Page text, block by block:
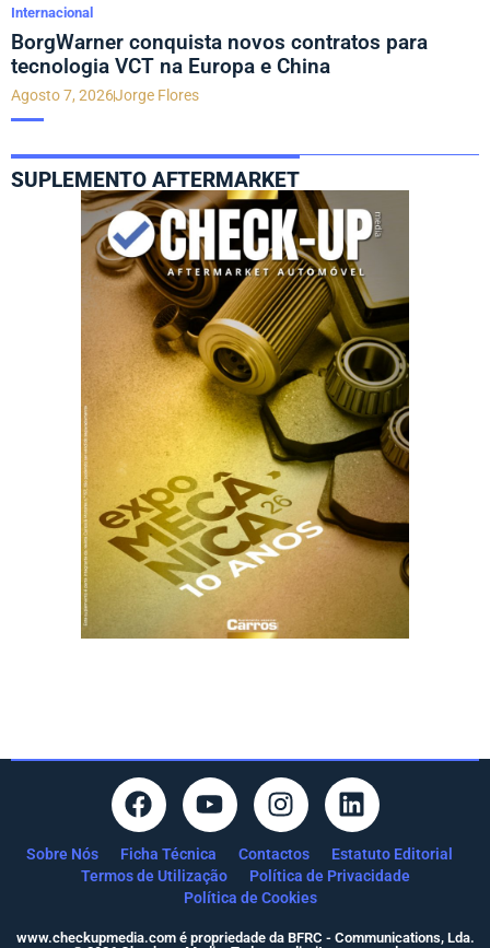
Internacional
BorgWarner conquista novos contratos para
tecnologia VCT na Europa e China
Agosto 7, 2026Jorge Flores
SUPLEMENTO AFTERMARKET
Sobre Nós Ficha Técnica Contactos
Estatuto Editorial
Termos de Utilização
Política de Privacidade
Política de Cookies
www.checkupmedia.com é propriedade da BFRC - Communications, Lda.